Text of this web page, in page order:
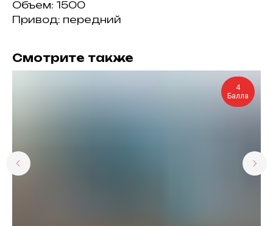
Объем: 1500
Привод: передний
Смотрите также
4
Балла